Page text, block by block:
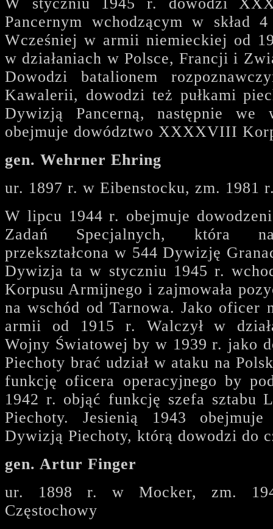
Pancernym wchodzącym w skład
Wcześniej w armii niemieckiej od
w działaniach w Polsce, Francji i
Dowodzi batalionem
Kawalerii, dowodzi też pułkami
Dywizją Pancerną, następnie we
obejmuje dowództwo XXXXVIII
gen. Wehrner Ehring
ur. 1897 r. w Eibenstocku, zm. 1981
W lipcu 1944 r. obejmuje
Zadań Specjalnych, która
przekształcona w 544 Dywizję
Dywizja ta w styczniu 1945 r.
Korpusu Armijnego i zajmowała
na wschód od Tarnowa. Jako oficer
armii od 1915 r. Walczył w
Wojny Światowej by w 1939 r. jako
Piechoty brać udział w ataku na
funkcję oficera operacyjnego by
1942 r. objąć funkcję szefa sztabu
Piechoty. Jesienią 1943
Dywizją Piechoty, którą dowodzi do
gen. Artur Finger
ur. 1898 r. w Mocker, zm.
Częstochowy